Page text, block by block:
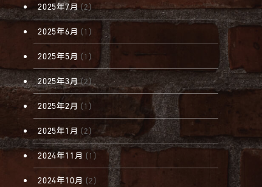
2025年7月 (2)
2025年6月 (1)
2025年5月 (1)
2025年3月(2)
2025年2月 (1)
2025年1月 (2)
2024年11月 (1)
2024年10月 (2)